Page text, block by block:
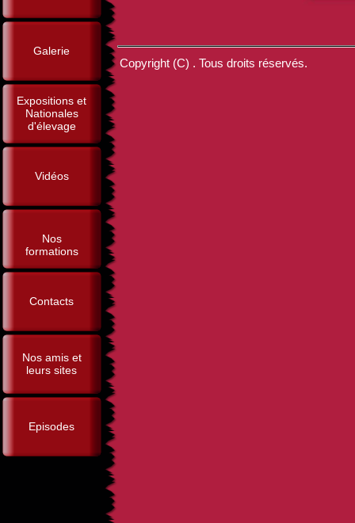
Galerie
Expositions et
Nationales
d'élevage
Vidéos
Nos
formations
Contacts
Nos amis et
leurs sites
Episodes
Copyright (C) . Tous droits réservés.